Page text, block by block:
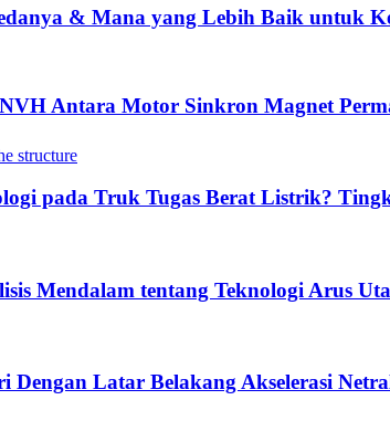
& Mana yang Lebih Baik untuk
Antara Motor Sinkron Magnet
pada Truk Tugas Berat Listrik?
Mendalam tentang Teknologi Arus
Latar Belakang Akselerasi